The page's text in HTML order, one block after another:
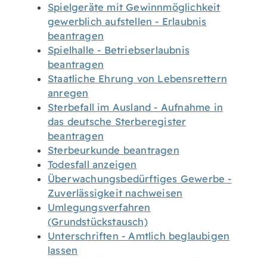
Spielgeräte mit Gewinnmöglichkeit
gewerblich aufstellen - Erlaubnis
beantragen
Spielhalle - Betriebserlaubnis
beantragen
Staatliche Ehrung von Lebensrettern
anregen
Sterbefall im Ausland - Aufnahme in
das deutsche Sterberegister
beantragen
Sterbeurkunde beantragen
Todesfall anzeigen
Überwachungsbedürftiges Gewerbe -
Zuverlässigkeit nachweisen
Umlegungsverfahren
(Grundstückstausch)
Unterschriften - Amtlich beglaubigen
lassen